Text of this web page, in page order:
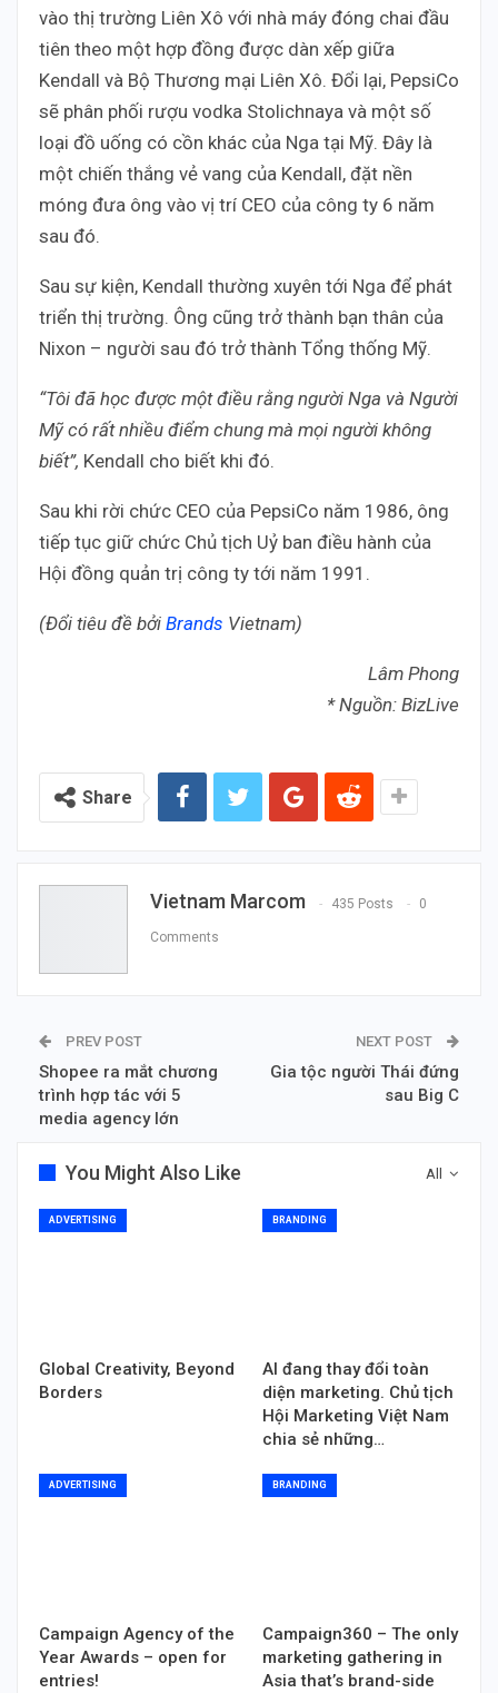
vào thị trường Liên Xô với nhà máy đóng chai đầu
tiên theo một hợp đồng được dàn xếp giữa
Kendall và Bộ Thương mại Liên Xô. Đổi lại, PepsiCo
sẽ phân phối rượu vodka Stolichnaya và một số
loại đồ uống có cồn khác của Nga tại Mỹ. Đây là
một chiến thắng vẻ vang của Kendall, đặt nền
móng đưa ông vào vị trí CEO của công ty 6 năm
sau đó.
Sau sự kiện, Kendall thường xuyên tới Nga để phát
triển thị trường. Ông cũng trở thành bạn thân của
Nixon – người sau đó trở thành Tổng thống Mỹ.
“Tôi đã học được một điều rằng người Nga và Người
Mỹ có rất nhiều điểm chung mà mọi người không
biết”, Kendall cho biết khi đó.
Sau khi rời chức CEO của PepsiCo năm 1986, ông
tiếp tục giữ chức Chủ tịch Uỷ ban điều hành của
Hội đồng quản trị công ty tới năm 1991.
(Đổi tiêu đề bởi Brands Vietnam)
Lâm Phong
* Nguồn: BizLive
Share
Vietnam Marcom 435 Posts 0
Comments
PREV POST
Shopee ra mắt chương
trình hợp tác với 5
media agency lớn
NEXT POST
Gia tộc người Thái đứng
sau Big C
All
You Might Also Like
ADVERTISING
Global Creativity, Beyond
Borders
BRANDING
AI đang thay đổi toàn
diện marketing. Chủ tịch
Hội Marketing Việt Nam
chia sẻ những…
ADVERTISING
Campaign Agency of the
Year Awards – open for
entries!
BRANDING
Campaign360 – The only
marketing gathering in
Asia that’s brand-side